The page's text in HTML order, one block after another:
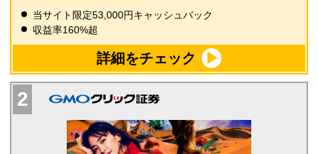
当サイト限定53,000円キャッシュバック
収益率160%超
詳細をチェック